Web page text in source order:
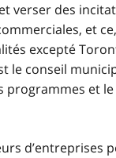
verser des
et
excepté
le conseil
programmes et
d’entreprises